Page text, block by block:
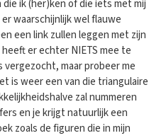
ik (her)ken of die iets met mij
waarschijnlijk wel flauwe
een link zullen leggen met zijn
er echter NIETS mee te
maar probeer me
is weer een van die triangulaire
zal nummeren
en je krijgt natuurlijk een
zoals de figuren die in mijn